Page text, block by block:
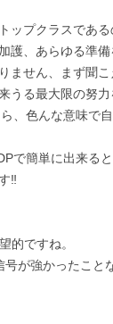
ップクラスである
護、あらゆる準備
ません、まず聞こ
うる最大限の努力
、色んな意味で
で簡単に出来ると
‼
的ですね。
が強かったこと